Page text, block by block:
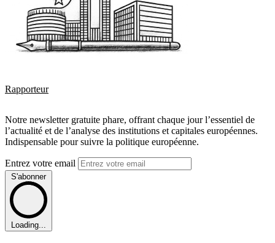
Rapporteur
Notre newsletter gratuite phare, offrant chaque jour l’essentiel de
l’actualité et de l’analyse des institutions et capitales européennes.
Indispensable pour suivre la politique européenne.
Entrez votre email
S'abonner
Loading...